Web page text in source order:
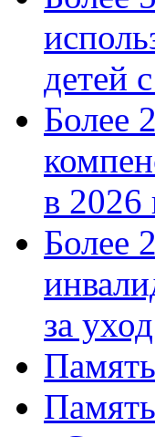
детей
Более
в 2026
Более
за уход